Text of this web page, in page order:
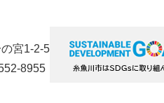
宮1-2-5
8955